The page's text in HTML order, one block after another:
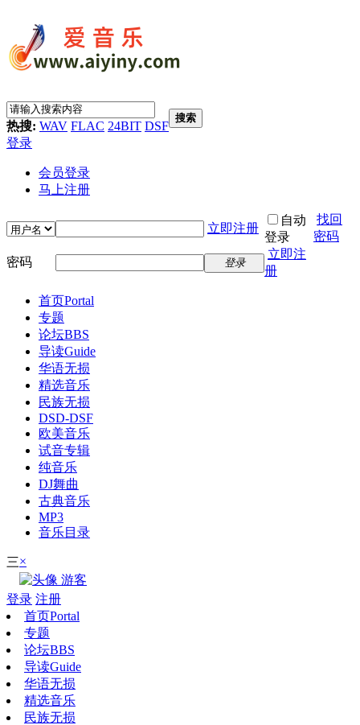
热搜: WAV FLAC 24BIT DSF
搜索
登录
会员登录
马上注册
立即注册
自动
登录
找回
密码
密码
登录
立即注
册
首页Portal
专题
论坛BBS
导读Guide
华语无损
精选音乐
民族无损
DSD-DSF
欧美音乐
试音专辑
纯音乐
DJ舞曲
古典音乐
MP3
音乐目录
三×
游客
登录 注册
首页Portal
专题
论坛BBS
导读Guide
华语无损
精选音乐
民族无损